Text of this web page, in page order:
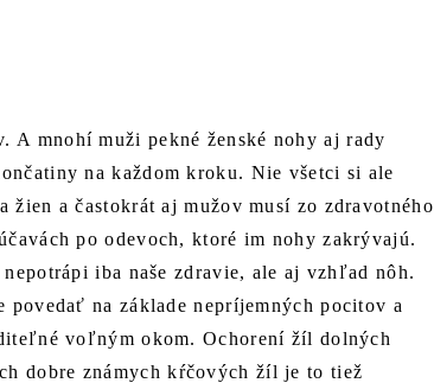
A mnohí muži pekné ženské nohy aj rady
na každom kroku. Nie všetci si ale
a častokrát aj mužov musí zo zdravotného
po odevoch, ktoré im nohy zakrývajú.
iba naše zdravie, ale aj vzhľad nôh.
na základe nepríjemných pocitov a
voľným okom. Ochorení žíl dolných
dobre známych kŕčových žíl je to tiež